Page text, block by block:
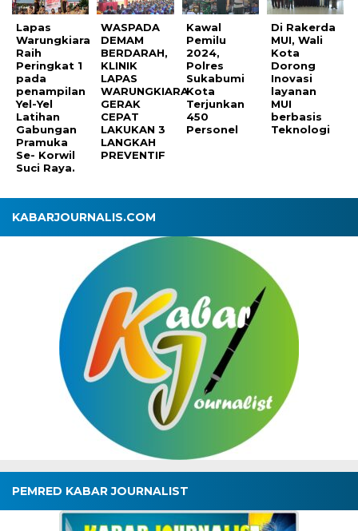
Lapas
Warungkiara
Raih
Peringkat 1
pada
penampilan
Yel-Yel
Latihan
Gabungan
Pramuka
Se- Korwil
Suci Raya.
WASPADA
DEMAM
BERDARAH,
KLINIK
LAPAS
WARUNGKIARA
GERAK
CEPAT
LAKUKAN 3
LANGKAH
PREVENTIF
Kawal
Pemilu
2024,
Polres
Sukabumi
Kota
Terjunkan
450
Personel
Di Rakerda
MUI, Wali
Kota
Dorong
Inovasi
layanan
MUI
berbasis
Teknologi
KABARJOURNALIS.COM
PEMRED KABAR JOURNALIST